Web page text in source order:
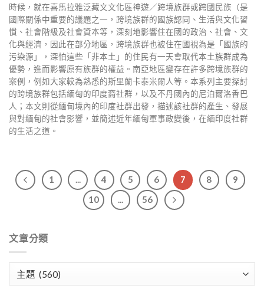
時候，就在喜馬拉雅泛藏文文化區神遊／跨境族群或跨國民族（是
國際關係中重要的議題之一，跨境族群的國族認同、生活與文化習
慣、社會階級及社會資本等，深刻地影響住在國的政治、社會、文
化與經濟，因此在部分地區，跨境族群也被住在國視為是「國族的
污染源」，深怕這些「非本土」的住民有一天會取代本土族群成為
優勢，進而影響原有族群的權益。南亞地區變存在許多跨境族群的
案例，例如大家較為熟悉的斯里蘭卡泰米爾人等。本系列主要探討
的跨境族群包括緬甸的印度裔社群，以及不丹國內的尼泊爾洛香巴
人；本文則從緬甸境內的印度社群出發，描述該社群的產生、發展
與對緬甸的社會影響，並簡述近年緬甸軍事政變後，在緬印度社群
的生活之道。
1 ... 4 5 6 7 8
9
10
... 56
文章分類